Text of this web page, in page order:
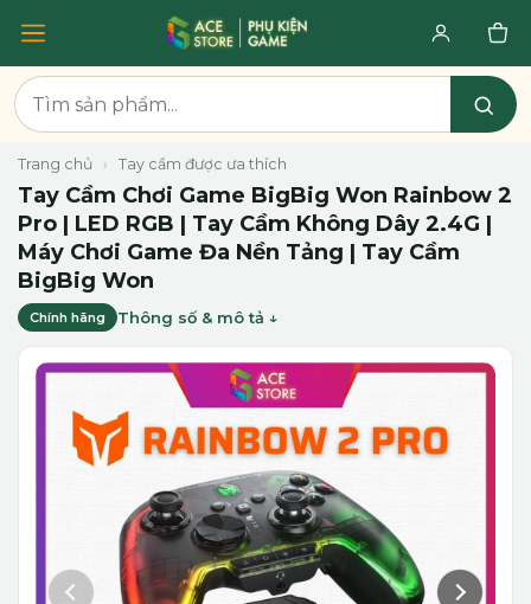
Trang chủ › Tay cầm được ưa thích
Tay Cầm Chơi Game BigBig Won Rainbow 2
Pro | LED RGB | Tay Cầm Không Dây 2.4G |
Máy Chơi Game Đa Nền Tảng | Tay Cầm
BigBig Won
Chính hãng Thông số & mô tả